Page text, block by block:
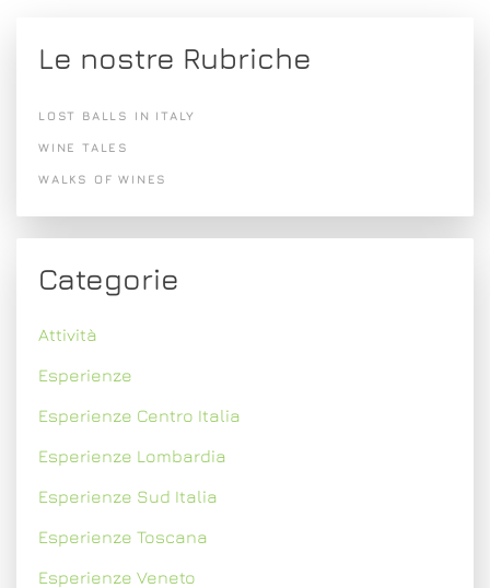
Le nostre Rubriche
LOST BALLS IN ITALY
WINE TALES
WALKS OF WINES
Categorie
Attività
Esperienze
Esperienze Centro Italia
Esperienze Lombardia
Esperienze Sud Italia
Esperienze Toscana
Esperienze Veneto